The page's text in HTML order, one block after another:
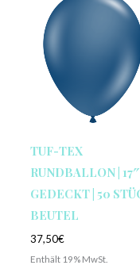
TUF-TEX
RUNDBALLON | 17″
GEDECKT | 50
BEUTEL
37,50€
Enthält 19% MwSt.